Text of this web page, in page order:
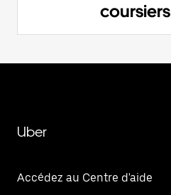
coursiers
Uber
Accédez au Centre d'aide